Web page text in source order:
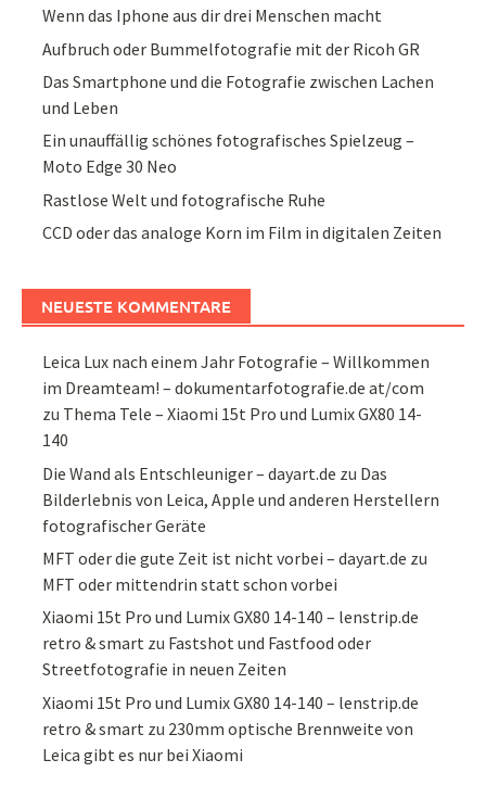
Wenn das Iphone aus dir drei Menschen macht
Aufbruch oder Bummelfotografie mit der Ricoh GR
Das Smartphone und die Fotografie zwischen Lachen
und Leben
Ein unauffällig schönes fotografisches Spielzeug –
Moto Edge 30 Neo
Rastlose Welt und fotografische Ruhe
CCD oder das analoge Korn im Film in digitalen Zeiten
NEUESTE KOMMENTARE
Leica Lux nach einem Jahr Fotografie – Willkommen
im Dreamteam! – dokumentarfotografie.de at/com
zu Thema Tele – Xiaomi 15t Pro und Lumix GX80 14-
140
Die Wand als Entschleuniger – dayart.de zu Das
Bilderlebnis von Leica, Apple und anderen Herstellern
fotografischer Geräte
MFT oder die gute Zeit ist nicht vorbei – dayart.de zu
MFT oder mittendrin statt schon vorbei
Xiaomi 15t Pro und Lumix GX80 14-140 – lenstrip.de
retro & smart zu Fastshot und Fastfood oder
Streetfotografie in neuen Zeiten
Xiaomi 15t Pro und Lumix GX80 14-140 – lenstrip.de
retro & smart zu 230mm optische Brennweite von
Leica gibt es nur bei Xiaomi